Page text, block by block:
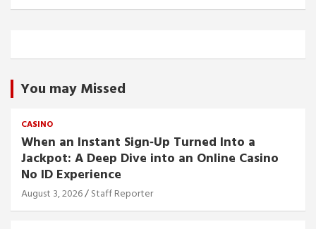
You may Missed
CASINO
When an Instant Sign‑Up Turned Into a
Jackpot: A Deep Dive into an Online Casino
No ID Experience
August 3, 2026 Staff Reporter